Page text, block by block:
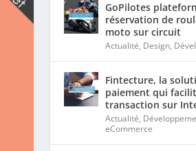
GoPilotes
réservation de
moto sur circuit
Actualité, Design,
Fintecture, la
paiement qui
transaction sur
Actualité,
eCommerce